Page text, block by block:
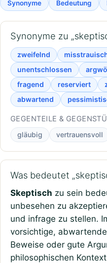
Synonyme Bedeutung
Synonyme zu
zweifelnd
unentschlossen
fragend
reserviert
abwartend
GEGENTEILE &
gläubig vertrauensvoll
Was bedeutet
Skeptisch zu sein
unbesehen zu
und infrage zu stellen.
vorsichtige,
Beweise oder gute
philosophischen